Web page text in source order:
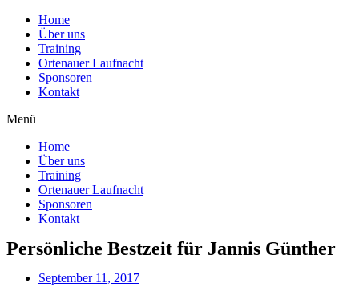
Home
Über uns
Training
Ortenauer Laufnacht
Sponsoren
Kontakt
Menü
Home
Über uns
Training
Ortenauer Laufnacht
Sponsoren
Kontakt
Persönliche Bestzeit für Jannis Günther
September 11, 2017